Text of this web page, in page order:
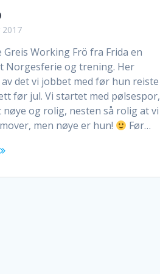
2017
Greis Working Frö fra Frida en
Norgesferie og trening. Her
det vi jobbet med før hun reiste
før jul. Vi startet med pølsespor,
nøye og rolig, nesten så rolig at vi
men nøye er hun!
Før…